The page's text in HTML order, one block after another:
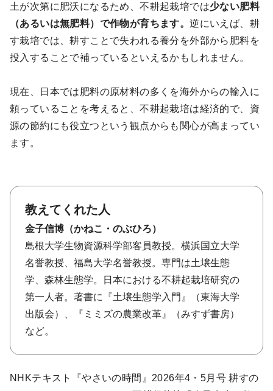
土が次第に肥沃になるため、不耕起栽培では少ない肥料
（あるいは無肥料）で作物が育ちます。逆にいえば、耕
す栽培では、耕すことで失われる養分を外部から肥料を
投入することで補っているといえるかもしれません。
現在、日本では肥料の原材料の多くを海外からの輸入に
頼っていることを考えると、不耕起栽培は経済的で、資
源の節約にも役立つという観点からも関心が高まってい
ます。
教えてくれた人
金子信博（かねこ・のぶひろ）
島根大学生物資源科学部客員教授。横浜国立大学
名誉教授、福島大学名誉教授。専門は土壌生態
学、森林生態学。日本における不耕起栽培研究の
第一人者。著書に『土壌生態学入門』（東海大学
出版会）、『ミミズの農業改革』（みすず書房）
など。
NHKテキスト『やさいの時間』2026年4・5月号 耕すの